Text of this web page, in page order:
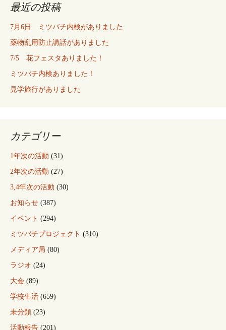
最近の投稿
7月6日 ミツバチ内検がありました
薬物乱用防止講話がありました
7/5 花フェスタありました！
ミツバチ内検ありました！
見学旅行がありました
カテゴリー
1年次の活動 (31)
2年次の活動 (27)
3,4年次の活動 (30)
お知らせ (387)
イベント (294)
ミツバチプロジェクト (310)
メディア局 (80)
ラジオ (24)
大会 (89)
学校生活 (659)
未分類 (23)
活動報告 (201)